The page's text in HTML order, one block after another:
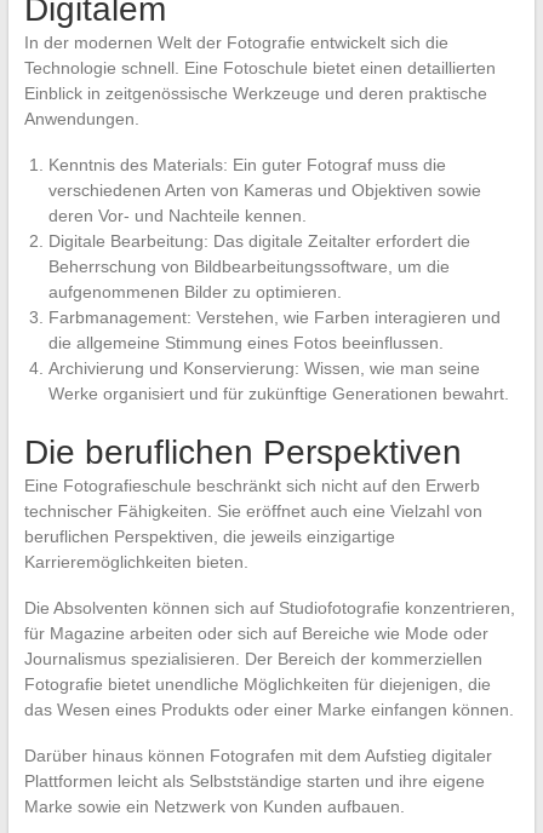
Digitalem
In der modernen Welt der Fotografie entwickelt sich die
Technologie schnell. Eine Fotoschule bietet einen detaillierten
Einblick in zeitgenössische Werkzeuge und deren praktische
Anwendungen.
Kenntnis des Materials: Ein guter Fotograf muss die
verschiedenen Arten von Kameras und Objektiven sowie
deren Vor- und Nachteile kennen.
Digitale Bearbeitung: Das digitale Zeitalter erfordert die
Beherrschung von Bildbearbeitungssoftware, um die
aufgenommenen Bilder zu optimieren.
Farbmanagement: Verstehen, wie Farben interagieren und
die allgemeine Stimmung eines Fotos beeinflussen.
Archivierung und Konservierung: Wissen, wie man seine
Werke organisiert und für zukünftige Generationen bewahrt.
Die beruflichen Perspektiven
Eine Fotografieschule beschränkt sich nicht auf den Erwerb
technischer Fähigkeiten. Sie eröffnet auch eine Vielzahl von
beruflichen Perspektiven, die jeweils einzigartige
Karrieremöglichkeiten bieten.
Die Absolventen können sich auf Studiofotografie konzentrieren,
für Magazine arbeiten oder sich auf Bereiche wie Mode oder
Journalismus spezialisieren. Der Bereich der kommerziellen
Fotografie bietet unendliche Möglichkeiten für diejenigen, die
das Wesen eines Produkts oder einer Marke einfangen können.
Darüber hinaus können Fotografen mit dem Aufstieg digitaler
Plattformen leicht als Selbstständige starten und ihre eigene
Marke sowie ein Netzwerk von Kunden aufbauen.